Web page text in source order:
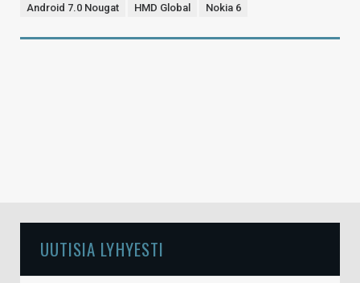
Android 7.0 Nougat HMD Global Nokia 6
UUTISIA LYHYESTI